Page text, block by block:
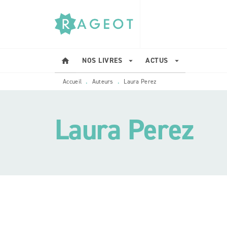
MENU RECHERCHE
home NOS LIVRES arrow_drop_down ACTUS arrow_drop_down
Accueil • Auteurs • Laura Perez
Laura Perez